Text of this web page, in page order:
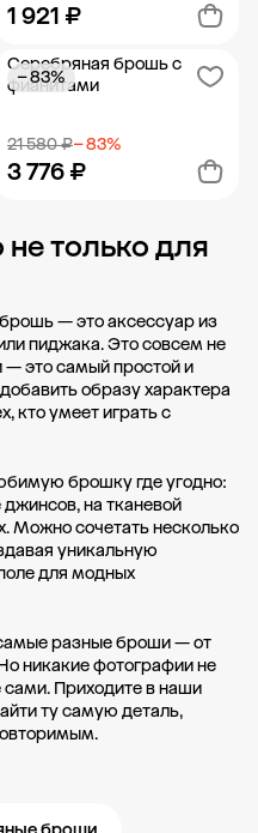
1 921 ₽
Добавить в корзину
Серебряная брошь с
фианитами
21 580 ₽− 83%
3 776 ₽
− 83%
Добавить в корзину
только для
— это аксессуар из
пиджака. Это совсем не
это самый простой и
образу характера
кто умеет играть с
брошку где угодно:
на тканевой
Можно сочетать несколько
уникальную
для модных
разные броши — от
никакие фотографии не
сами. Приходите в наши
ту самую деталь,